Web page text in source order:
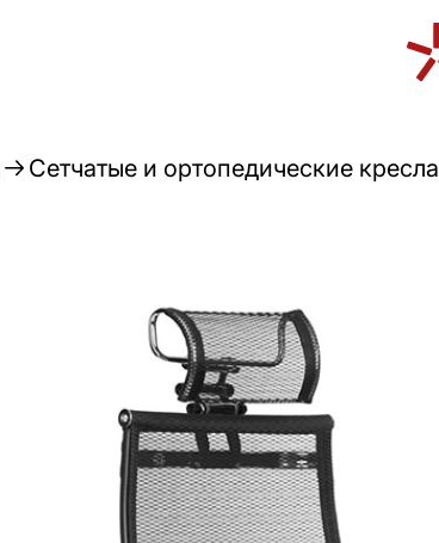
Сетчатые и ортопедические кресла